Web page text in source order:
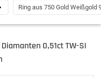
Ring aus 750 Gold Weißgold
0,51ct TW-SI